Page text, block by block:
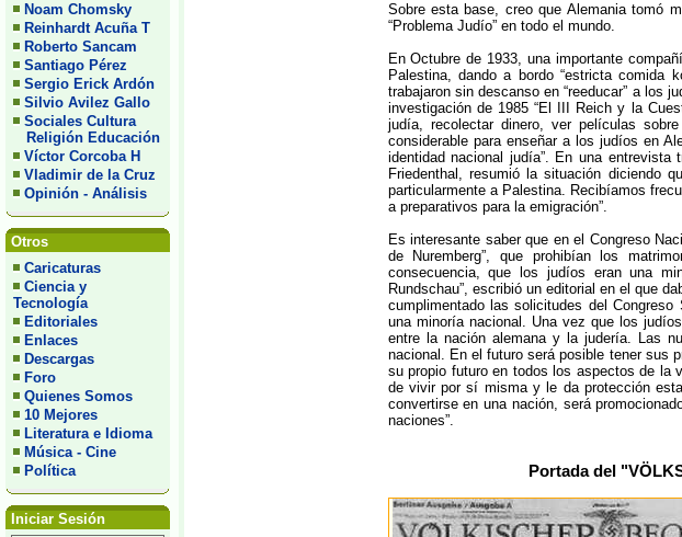
Noam Chomsky
Reinhardt Acuña T
Roberto Sancam
Santiago Pérez
Sergio Erick Ardón
Silvio Avilez Gallo
Sociales Cultura
Religión Educación
Víctor Corcoba H
Vladimir de la Cruz
Opinión - Análisis
Otros
Caricaturas
Ciencia y
Tecnología
Editoriales
Enlaces
Descargas
Foro
Quienes Somos
10 Mejores
Literatura e Idioma
Música - Cine
Política
Iniciar Sesión
Sobre esta base, creo que Alemania tomó
“Problema Judío” en todo el mundo.
En Octubre de 1933, una importante
Palestina, dando a bordo “estricta comida
trabajaron sin descanso en “reeducar” a los
investigación de 1985 “El III Reich y la
judía, recolectar dinero, ver películas
considerable para enseñar a los judíos en
identidad nacional judía”. En una
Friedenthal, resumió la situación diciendo
particularmente a Palestina. Recibíamos
a preparativos para la emigración”.
Es interesante saber que en el Congreso
de Nuremberg”, que prohibían los
consecuencia, que los judíos eran una
Rundschau”, escribió un editorial en el que
cumplimentado las solicitudes del
una minoría nacional. Una vez que los
entre la nación alemana y la judería. Las
nacional. En el futuro será posible tener sus
su propio futuro en todos los aspectos de la
de vivir por sí misma y le da protección
convertirse en una nación, será
naciones”.
Portada del